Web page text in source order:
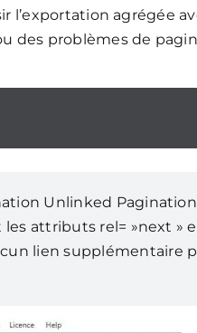
l’exportation agrégée
des problèmes de
Unlinked
attributs rel= »next »
lien supplémentaire